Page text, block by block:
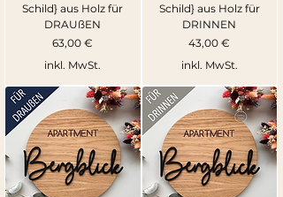
Schild} aus Holz für
DRAUßEN
Preis
63,00 €
inkl. MwSt.
Schild} aus Holz für
DRINNEN
Preis
43,00 €
inkl. MwSt.